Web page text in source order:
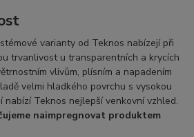
varianty od Teknos nabízejí při
trvanlivost u transparentních a krycích
vlivům, plísním a napadením
velmi hladkého povrchu s vysokou
nabízí Teknos nejlepší venkovní vzhled.
naimpregnovat produktem